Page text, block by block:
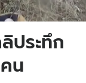
ประทึก
น